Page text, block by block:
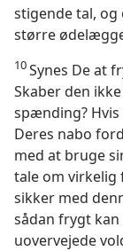
stigende tal,
større
10Synes De at
Skaber den
spænding?
Deres nabo
med at bruge
tale om virkelig
sikker med
sådan frygt
uovervejede